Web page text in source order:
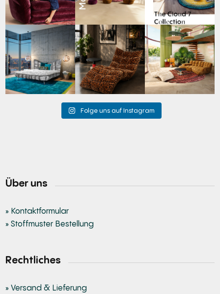
Cloud 7 – nicht nur zum
Sitzen, sondern auch
zum...
145 3
A bold statement. A
quiet retreat.
Mit unserem...
198 4
Take a walk on the wild
side. 🐆
Anlässlich...
104 1
Folge uns auf Instagram
Über uns
» Kontaktformular
» Stoffmuster Bestellung
Rechtliches
» Versand & Lieferung